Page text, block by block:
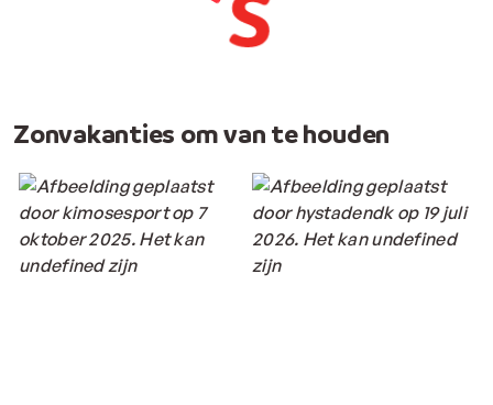
Zonvakanties om van te houden